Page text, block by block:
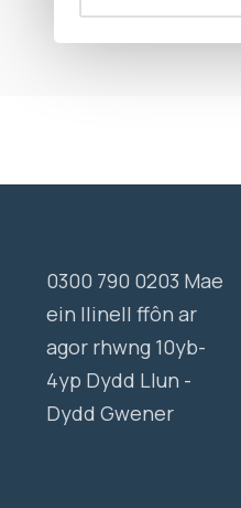
0300 790 0203 Mae
ein llinell ffôn ar
agor rhwng 10yb-
4yp Dydd Llun -
Dydd Gwener